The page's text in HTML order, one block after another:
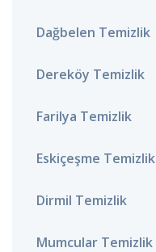
Dağbelen Temizlik
Dereköy Temizlik
Farilya Temizlik
Eskiçeşme Temizlik
Dirmil Temizlik
Mumcular Temizlik